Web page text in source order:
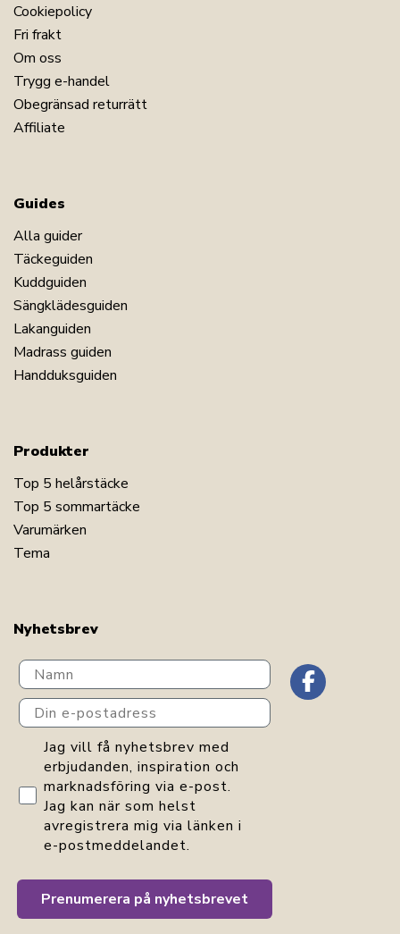
Cookiepolicy
Fri frakt
Om oss
Trygg e-handel
Obegränsad returrätt
Affiliate
Guides
Alla guider
Täckeguiden
Kuddguiden
Sängklädesguiden
Lakanguiden
Madrass guiden
Handduksguiden
Produkter
Top 5 helårstäcke
Top 5 sommartäcke
Varumärken
Tema
Nyhetsbrev
Navn
Din e-postadress
GDPR consent
Jag vill få nyhetsbrev med
erbjudanden, inspiration och
marknadsföring via e-post.
Jag kan när som helst
avregistrera mig via länken i
e-postmeddelandet.
Prenumerera på nyhetsbrevet